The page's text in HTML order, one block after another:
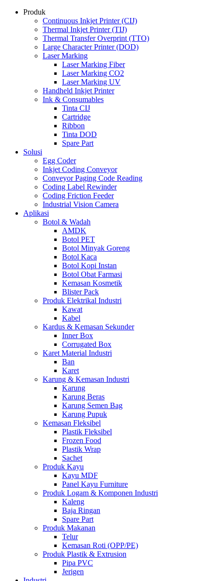
Produk
Continuous Inkjet Printer (CIJ)
Thermal Inkjet Printer (TIJ)
Thermal Transfer Overprint (TTO)
Large Character Printer (DOD)
Laser Marking
Laser Marking Fiber
Laser Marking CO2
Laser Marking UV
Handheld Inkjet Printer
Ink & Consumables
Tinta CIJ
Cartridge
Ribbon
Tinta DOD
Spare Part
Solusi
Egg Coder
Inkjet Coding Conveyor
Conveyor Paging Code Reading
Coding Label Rewinder
Coding Friction Feeder
Industrial Vision Camera
Aplikasi
Botol & Wadah
AMDK
Botol PET
Botol Minyak Goreng
Botol Kaca
Botol Kopi Instan
Botol Obat Farmasi
Kemasan Kosmetik
Blister Pack
Produk Elektrikal Industri
Kawat
Kabel
Kardus & Kemasan Sekunder
Inner Box
Corrugated Box
Karet Material Industri
Ban
Karet
Karung & Kemasan Industri
Karung
Karung Beras
Karung Semen Bag
Karung Pupuk
Kemasan Fleksibel
Plastik Fleksibel
Frozen Food
Plastik Wrap
Sachet
Produk Kayu
Kayu MDF
Panel Kayu Furniture
Produk Logam & Komponen Industri
Kaleng
Baja Ringan
Spare Part
Produk Makanan
Telur
Kemasan Roti (OPP/PE)
Produk Plastik & Extrusion
Pipa PVC
Jerigen